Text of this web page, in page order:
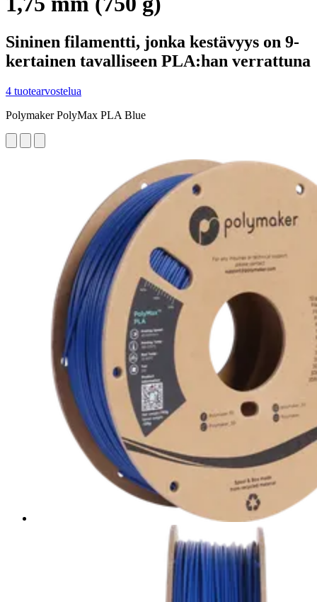
Sininen filamentti, jonka kestävyys on 9-
kertainen tavalliseen PLA:han verrattuna
4 tuotearvostelua
Polymaker PolyMax PLA Blue